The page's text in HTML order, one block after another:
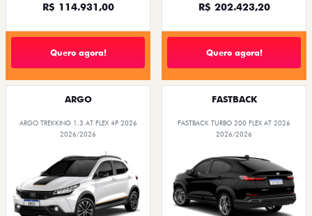
R$ 114.931,00
Quero agora!
R$ 202.423,20
Quero agora!
ARGO
ARGO TREKKING 1.3 AT FLEX 4P 2026
2026/2026
FASTBACK
FASTBACK TURBO 200 FLEX AT 2026
2026/2026